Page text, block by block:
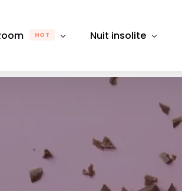
HOT
Franche-Comté
Par
Alpes-
Aube
Aude
Nuit insolite
Auvergne-Rhône-
Bretagne
Bourgogne-